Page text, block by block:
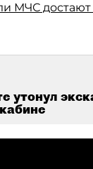
МЧС достают
утонул